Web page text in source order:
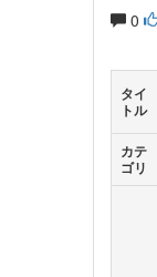
0
タイ
トル
カテ
ゴリ